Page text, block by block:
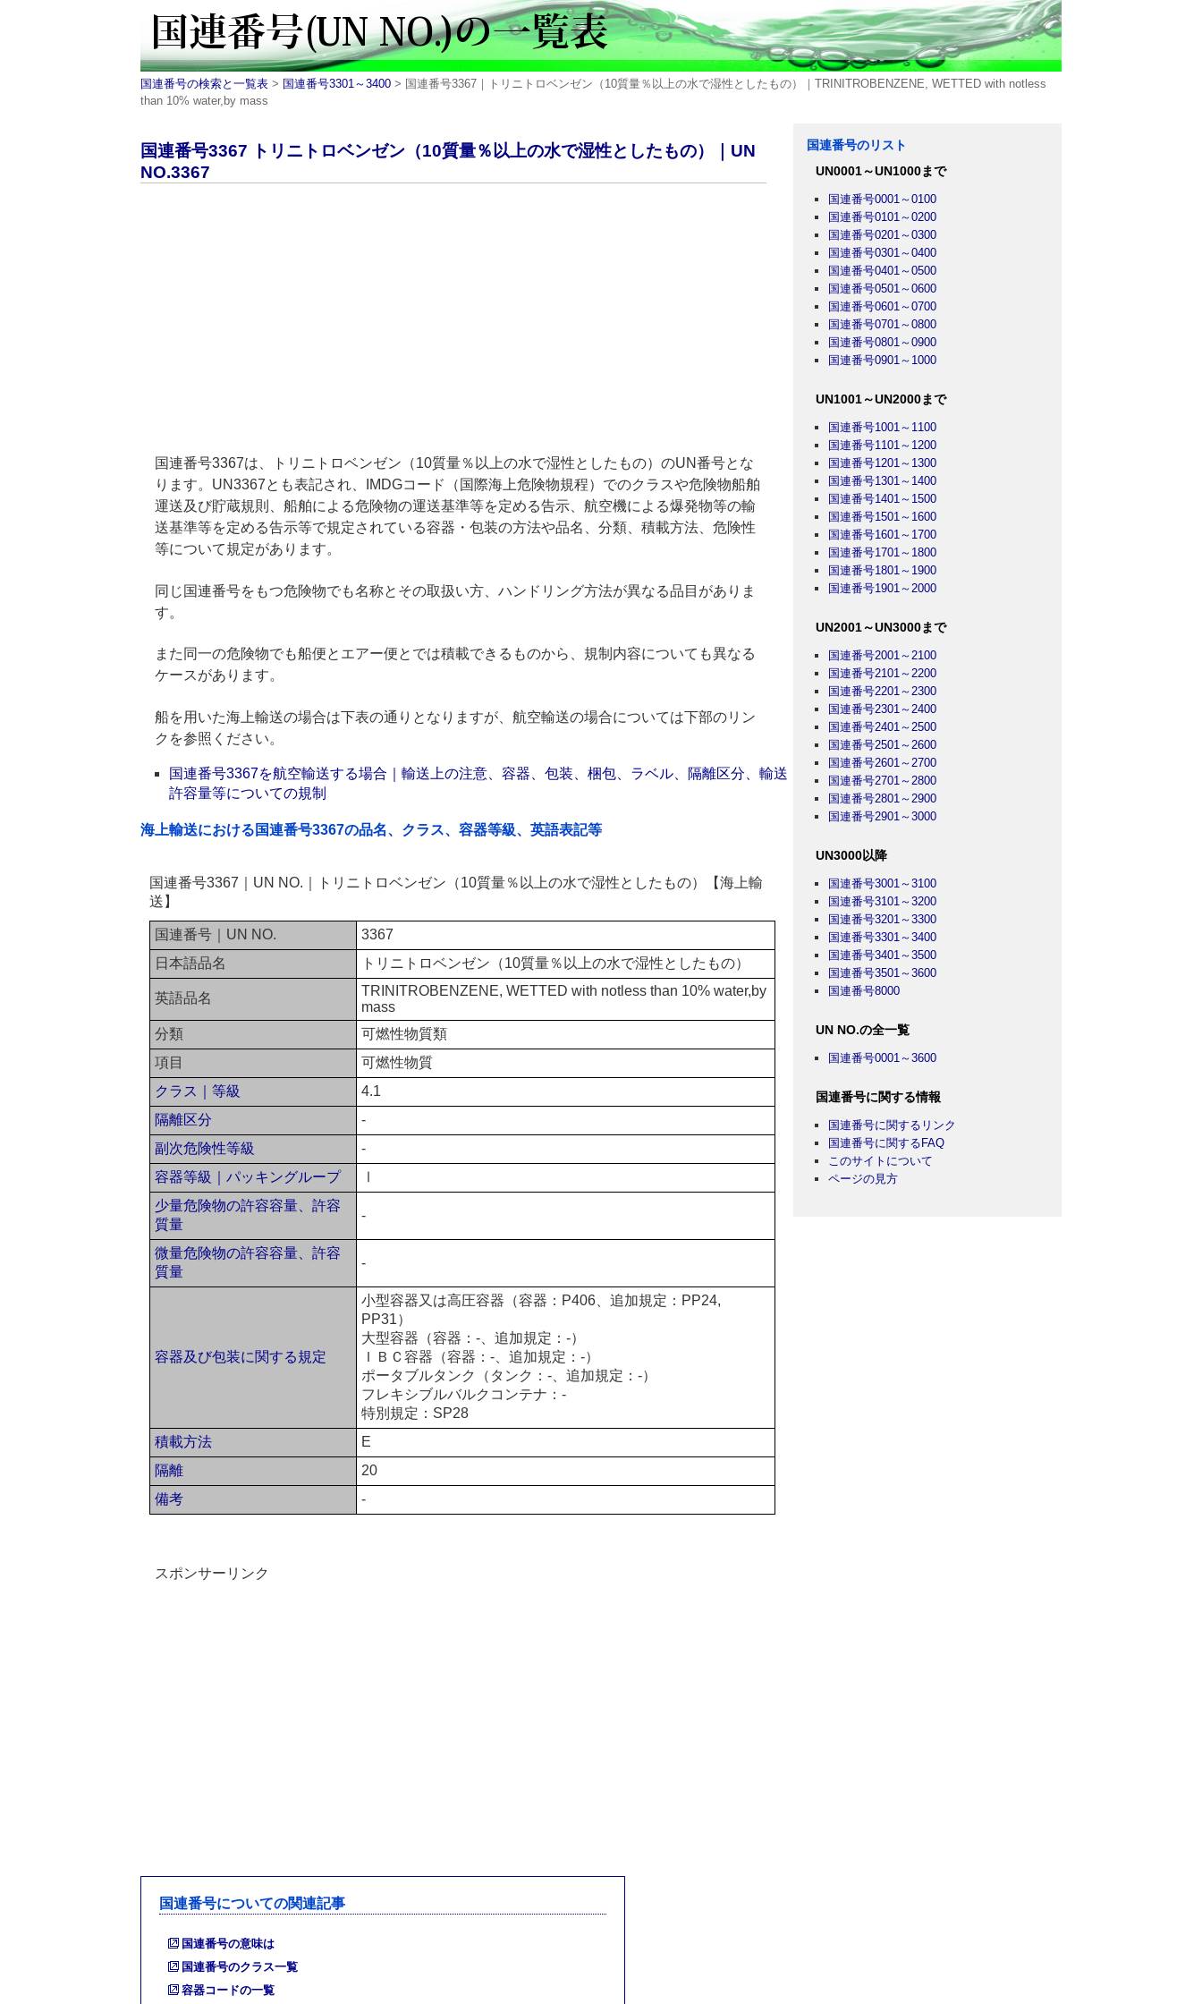
国連番号の検索と一覧表 > 国連番号3301～3400 > 国連番号3367｜トリニトロベンゼン（10質量％以上の水で湿性としたもの）｜TRINITROBENZENE, WETTED with notless
than 10% water,by mass
国連番号3367 トリニトロベンゼン（10質量％以上の水で湿性としたもの）｜UN
NO.3367
国連番号3367は、トリニトロベンゼン（10質量％以上の水で湿性としたもの）のUN番号とな
ります。UN3367とも表記され、IMDGコード（国際海上危険物規程）でのクラスや危険物船舶
運送及び貯蔵規則、船舶による危険物の運送基準等を定める告示、航空機による爆発物等の輸
送基準等を定める告示等で規定されている容器・包装の方法や品名、分類、積載方法、危険性
等について規定があります。
同じ国連番号をもつ危険物でも名称とその取扱い方、ハンドリング方法が異なる品目がありま
す。
また同一の危険物でも船便とエアー便とでは積載できるものから、規制内容についても異なる
ケースがあります。
船を用いた海上輸送の場合は下表の通りとなりますが、航空輸送の場合については下部のリン
クを参照ください。
国連番号3367を航空輸送する場合｜輸送上の注意、容器、包装、梱包、ラベル、隔離区分、輸送
許容量等についての規制
海上輸送における国連番号3367の品名、クラス、容器等級、英語表記等
国連番号3367｜UN NO.｜トリニトロベンゼン（10質量％以上の水で湿性としたもの）【海上輸
送】
国連番号｜UN NO.
3367
日本語品名
トリニトロベンゼン（10質量％以上の水で湿性としたもの）
英語品名
TRINITROBENZENE, WETTED with notless than 10% water,by
mass
分類
可燃性物質類
項目
可燃性物質
クラス｜等級
4.1
隔離区分
-
副次危険性等級
-
容器等級｜パッキングループ
Ⅰ
少量危険物の許容容量、許容
質量
-
微量危険物の許容容量、許容
質量
-
容器及び包装に関する規定
小型容器又は高圧容器（容器：P406、追加規定：PP24,
PP31）
大型容器（容器：-、追加規定：-）
ＩＢＣ容器（容器：-、追加規定：-）
ポータブルタンク（タンク：-、追加規定：-）
フレキシブルバルクコンテナ：-
特別規定：SP28
積載方法
E
隔離
20
備考
-
スポンサーリンク
国連番号についての関連記事
国連番号の意味は
国連番号のクラス一覧
容器コードの一覧
国連番号のリスト
UN0001～UN1000まで
国連番号0001～0100
国連番号0101～0200
国連番号0201～0300
国連番号0301～0400
国連番号0401～0500
国連番号0501～0600
国連番号0601～0700
国連番号0701～0800
国連番号0801～0900
国連番号0901～1000
UN1001～UN2000まで
国連番号1001～1100
国連番号1101～1200
国連番号1201～1300
国連番号1301～1400
国連番号1401～1500
国連番号1501～1600
国連番号1601～1700
国連番号1701～1800
国連番号1801～1900
国連番号1901～2000
UN2001～UN3000まで
国連番号2001～2100
国連番号2101～2200
国連番号2201～2300
国連番号2301～2400
国連番号2401～2500
国連番号2501～2600
国連番号2601～2700
国連番号2701～2800
国連番号2801～2900
国連番号2901～3000
UN3000以降
国連番号3001～3100
国連番号3101～3200
国連番号3201～3300
国連番号3301～3400
国連番号3401～3500
国連番号3501～3600
国連番号8000
UN NO.の全一覧
国連番号0001～3600
国連番号に関する情報
国連番号に関するリンク
国連番号に関するFAQ
このサイトについて
ページの見方